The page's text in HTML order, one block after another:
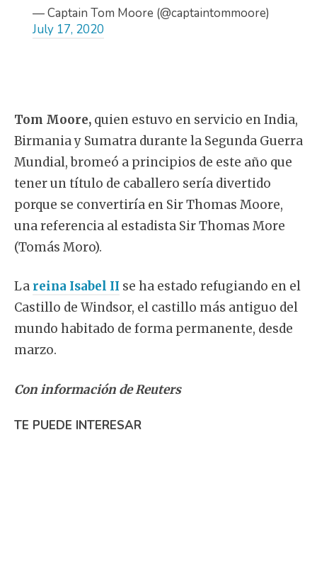
— Captain Tom Moore (@captaintommoore)
July 17, 2020
Tom Moore, quien estuvo en servicio en India,
Birmania y Sumatra durante la Segunda Guerra
Mundial, bromeó a principios de este año que
tener un título de caballero sería divertido
porque se convertiría en Sir Thomas Moore,
una referencia al estadista Sir Thomas More
(Tomás Moro).
La reina Isabel II se ha estado refugiando en el
Castillo de Windsor, el castillo más antiguo del
mundo habitado de forma permanente, desde
marzo.
Con información de Reuters
TE PUEDE INTERESAR